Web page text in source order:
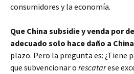
consumidores y la economía.
Que China subsidie y venda por
adecuado solo hace daño a China
plazo. Pero la pregunta es: ¿Tiene
que subvencionar o rescatarese